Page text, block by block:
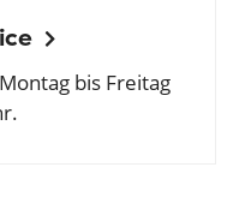
bis Freitag